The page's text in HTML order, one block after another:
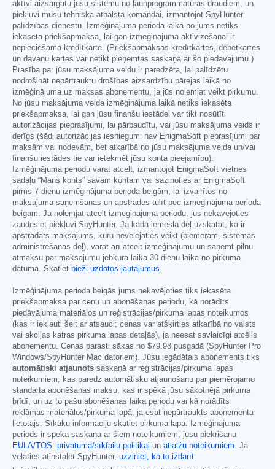
aktīvi aizsargātu jūsu sistēmu no ļaunprogrammatūras draudiem, un
piekļuvi mūsu tehniskā atbalsta komandai, izmantojot SpyHunter
palīdzības dienestu. Izmēģinājuma perioda laikā no jums netiks
iekasēta priekšapmaksa, lai gan izmēģinājuma aktivizēšanai ir
nepieciešama kredītkarte. (Priekšapmaksas kredītkartes, debetkartes
un dāvanu kartes var netikt pieņemtas saskaņā ar šo piedāvājumu.)
Prasība par jūsu maksājuma veidu ir paredzēta, lai palīdzētu
nodrošināt nepārtrauktu drošības aizsardzību pārejas laikā no
izmēģinājuma uz maksas abonementu, ja jūs nolemjat veikt pirkumu.
No jūsu maksājuma veida izmēģinājuma laikā netiks iekasēta
priekšapmaksa, lai gan jūsu finanšu iestādei var tikt nosūtīti
autorizācijas pieprasījumi, lai pārbaudītu, vai jūsu maksājuma veids ir
derīgs (šādi autorizācijas iesniegumi nav EnigmaSoft pieprasījumi par
maksām vai nodevām, bet atkarībā no jūsu maksājuma veida un/vai
finanšu iestādes tie var ietekmēt jūsu konta pieejamību).
Izmēģinājuma periodu varat atcelt, izmantojot EnigmaSoft vietnes
sadaļu “Mans konts” savam kontam vai sazinoties ar EnigmaSoft
pirms 7 dienu izmēģinājuma perioda beigām, lai izvairītos no
maksājuma saņemšanas un apstrādes tūlīt pēc izmēģinājuma perioda
beigām. Ja nolemjat atcelt izmēģinājuma periodu, jūs nekavējoties
zaudēsiet piekļuvi SpyHunter. Ja kāda iemesla dēļ uzskatāt, ka ir
apstrādāts maksājums, kuru nevēlējāties veikt (piemēram, sistēmas
administrēšanas dēļ), varat arī atcelt izmēģinājumu un saņemt pilnu
atmaksu par maksājumu jebkurā laikā 30 dienu laikā no pirkuma
datuma. Skatiet bieži uzdotos jautājumus.
Izmēģinājuma perioda beigās jums nekavējoties tiks iekasēta
priekšapmaksa par cenu un abonēšanas periodu, kā norādīts
piedāvājuma materiālos un reģistrācijas/pirkuma lapas noteikumos
(kas ir iekļauti šeit ar atsauci; cenas var atšķirties atkarībā no valsts
vai akcijas katras pirkuma lapas detaļās), ja neesat savlaicīgi atcēlis
abonementu. Cenas parasti sākas no $79.98 pusgadā (SpyHunter Pro
Windows/SpyHunter Mac datoriem). Jūsu iegādātais abonements tiks
automātiski atjaunots saskaņā ar reģistrācijas/pirkuma lapas
noteikumiem, kas paredz automātisku atjaunošanu par piemērojamo
standarta abonēšanas maksu, kas ir spēkā jūsu sākotnējā pirkuma
brīdī, un uz to pašu abonēšanas laika periodu vai kā norādīts
reklāmas materiālos/pirkuma lapā, ja esat nepārtraukts abonementa
lietotājs. Sīkāku informāciju skatiet pirkuma lapā. Izmēģinājuma
periods ir spēkā saskaņā ar šiem noteikumiem, jūsu piekrišanu
EULA/TOS, privātuma/sīkfailu politikai un atlaižu noteikumiem. Ja
vēlaties atinstalēt SpyHunter, uzziniet, kā to izdarīt.